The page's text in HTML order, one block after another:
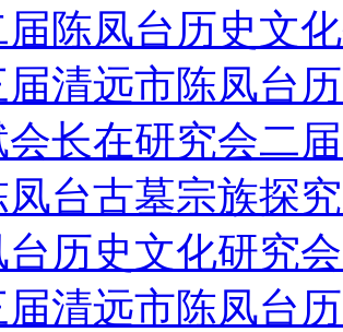
届陈凤台历史文
届清远市陈凤台
会长在研究会二
凤台古墓宗族探
台历史文化研究
届清远市陈凤台